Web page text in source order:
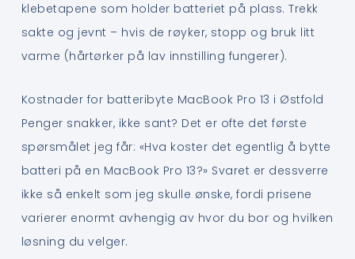
klebetapene som holder batteriet på plass. Trekk
sakte og jevnt – hvis de røyker, stopp og bruk litt
varme (hårtørker på lav innstilling fungerer).
Kostnader for batteribyte MacBook Pro 13 i Østfold
Penger snakker, ikke sant? Det er ofte det første
spørsmålet jeg får: «Hva koster det egentlig å bytte
batteri på en MacBook Pro 13?» Svaret er dessverre
ikke så enkelt som jeg skulle ønske, fordi prisene
varierer enormt avhengig av hvor du bor og hvilken
løsning du velger.